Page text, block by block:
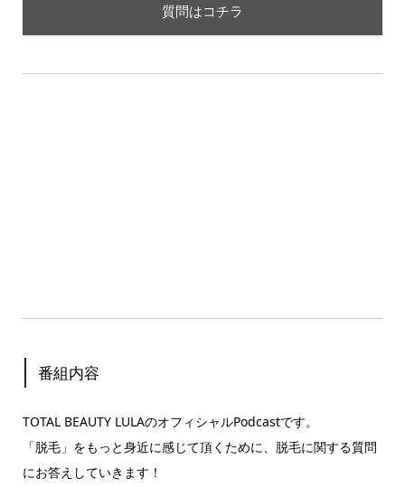
質問はコチラ
番組内容
TOTAL BEAUTY LULAのオフィシャルPodcastです。
「脱毛」をもっと身近に感じて頂くために、脱毛に関する質問
にお答えしていきます！